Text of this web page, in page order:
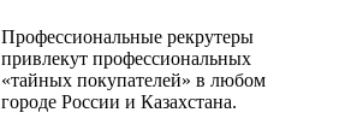
Профессиональные рекрутеры
привлекут профессиональных
«тайных покупателей» в любом
городе России и Казахстана.